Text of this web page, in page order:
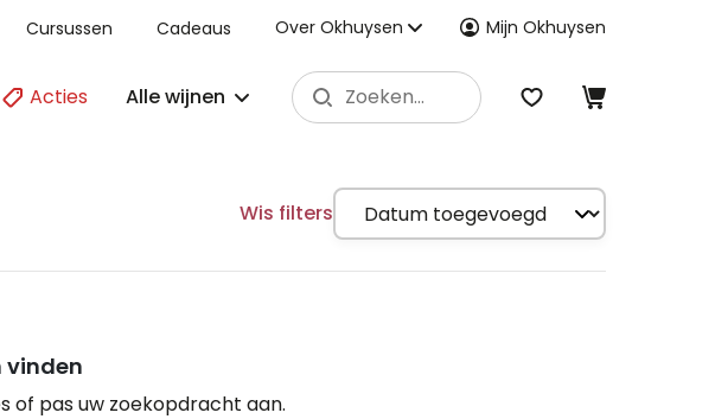
Cursussen Cadeaus Over Okhuysen Mijn Okhuysen
Acties Alle wijnen
Wis filters
vinden
of pas uw zoekopdracht aan.